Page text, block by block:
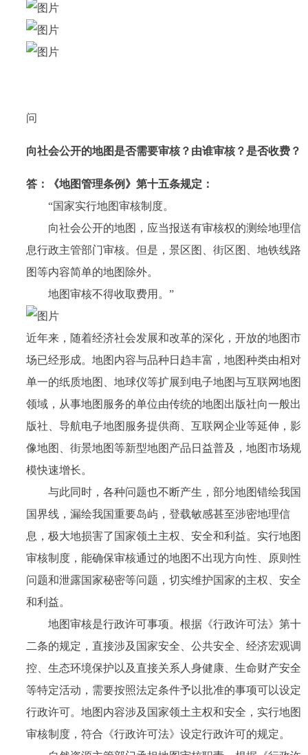
问
向社会公开的地图是否需要审核？由谁审核？是否收费？
答：
《地图管理条例》第十五条规定：
“国家实行地图审核制度。
向社会公开的地图，应当报送有审核权的测绘地理信
息行政主管部门审核。但是，景区图、街区图、地铁线路
图等内容简单的地图除外。
地图审核不得收取费用。”
近年来，随着经济社会发展和改革的深化，开放的地图市
场已经形成。地图内容与品种日趋丰富，地图种类由相对
单一的纸质地图、地球仪等扩展到电子地图与互联网地图
领域，从事地图服务的单位由传统的地图出版社向一般出
版社、导航电子地图服务提供商、互联网企业等延伸，影
像地图、街景地图等新型地图产品日益普及，地图市场规
模快速增长。
与此同时，各种问题也不断产生，部分地图错绘我国
国界线，漏绘我国重要岛屿，登载敏感甚至涉密地理信
息，极大地损害了国家领土主权、安全和利益。实行地图
审核制度，能确保审核通过的地图不出现方向性、原则性
问题和泄露国家秘密等问题，切实维护国家的主权、安全
和利益。
地图审核是行政许可事项。根据《行政许可法》第十
二条的规定，直接涉及国家安全、公共安全、经济宏观调
控、生态环境保护以及直接关系人身健康、生命财产安全
等特定活动，需要按照法定条件予以批准的事项可以设定
行政许可。地图内容涉及国家领土主权和安全，实行地图
审核制度，符合《行政许可法》设定行政许可的规定。